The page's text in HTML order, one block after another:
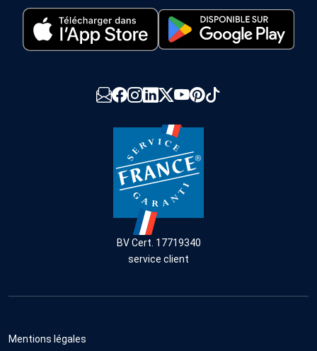
BV Cert. 17719340
service client
Mentions légales